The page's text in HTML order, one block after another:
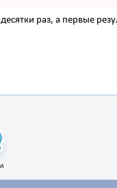
раз, а первые